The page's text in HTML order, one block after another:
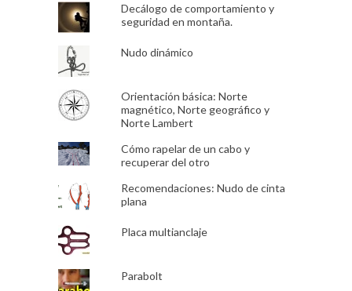
Decálogo de comportamiento y
seguridad en montaña.
Nudo dinámico
Orientación básica: Norte
magnético, Norte geográfico y
Norte Lambert
Cómo rapelar de un cabo y
recuperar del otro
Recomendaciones: Nudo de cinta
plana
Placa multianclaje
Parabolt